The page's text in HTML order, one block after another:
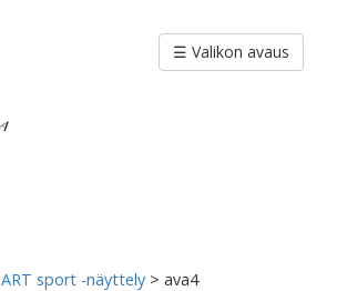
☰ Valikon avaus
ART sport -näyttely > ava4